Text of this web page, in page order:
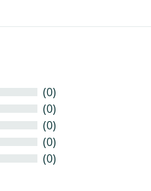
(0)
(0)
(0)
(0)
(0)